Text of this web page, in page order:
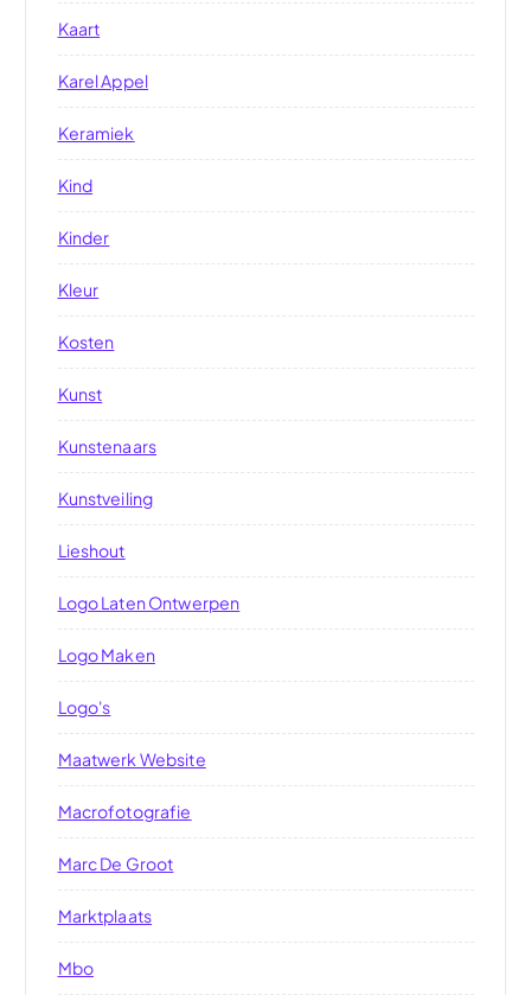
Kaart
Karel Appel
Keramiek
Kind
Kinder
Kleur
Kosten
Kunst
Kunstenaars
Kunstveiling
Lieshout
Logo Laten Ontwerpen
Logo Maken
Logo's
Maatwerk Website
Macrofotografie
Marc De Groot
Marktplaats
Mbo